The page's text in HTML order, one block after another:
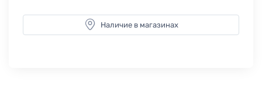
Наличие в магазинах